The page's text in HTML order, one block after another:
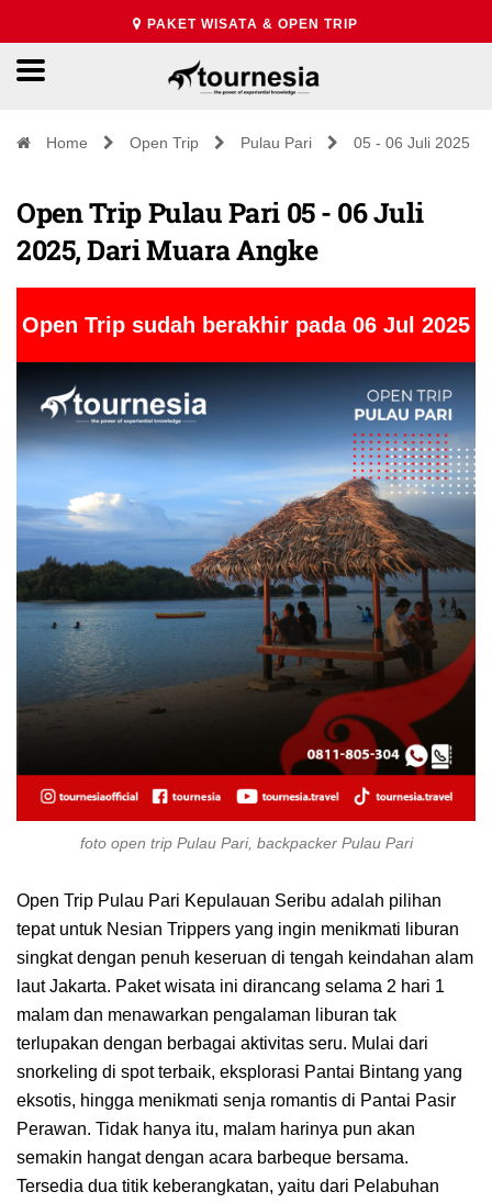
PAKET WISATA & OPEN TRIP
Home Open Trip Pulau Pari 05 - 06 Juli 2025
Open Trip Pulau Pari 05 - 06 Juli
2025, Dari Muara Angke
Open Trip sudah berakhir pada 06 Jul 2025
foto open trip Pulau Pari, backpacker Pulau Pari
Open Trip Pulau Pari Kepulauan Seribu adalah pilihan
tepat untuk Nesian Trippers yang ingin menikmati liburan
singkat dengan penuh keseruan di tengah keindahan alam
laut Jakarta. Paket wisata ini dirancang selama 2 hari 1
malam dan menawarkan pengalaman liburan tak
terlupakan dengan berbagai aktivitas seru. Mulai dari
snorkeling di spot terbaik, eksplorasi Pantai Bintang yang
eksotis, hingga menikmati senja romantis di Pantai Pasir
Perawan. Tidak hanya itu, malam harinya pun akan
semakin hangat dengan acara barbeque bersama.
Tersedia dua titik keberangkatan, yaitu dari Pelabuhan